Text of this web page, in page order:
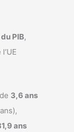
PIB,
3,6 ans
ans